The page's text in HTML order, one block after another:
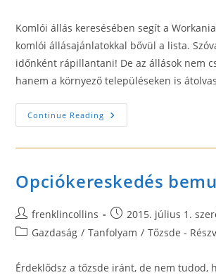
Komlói állás keresésében segít a
komlói állásajánlatokkal bővül a lista.
időnként rápillantani! De az állások nem
hanem a környező településeken is
Continue Reading Komlói
Állás
Segít
Opciókereskedés
Post
author:
frenklincollins
Post
published:
2015. július 1.
PostGazdaság / Tanfolyam / Tőzsde -
Érdeklődsz a tőzsde iránt, de nem tudod,